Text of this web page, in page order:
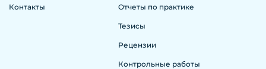
Контакты Отчеты по практике
Тезисы
Рецензии
Контрольные работы